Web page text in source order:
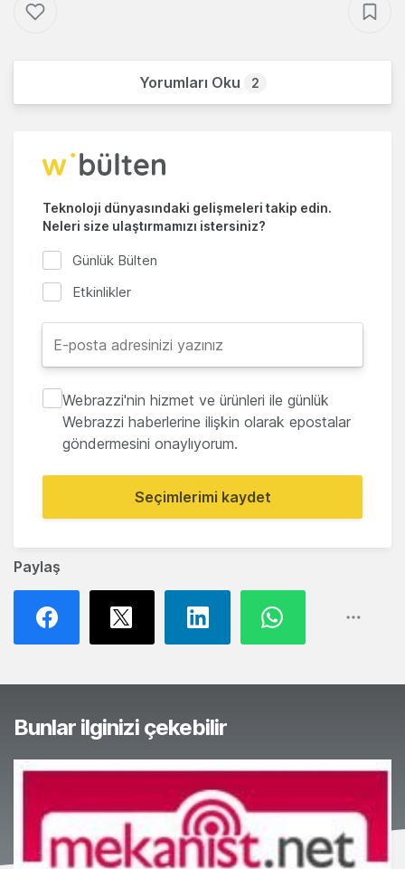
Paylaş
Yorumları Oku 2
Teknoloji dünyasındaki gelişmeleri takip edin.
Neleri size ulaştırmamızı istersiniz?
Günlük Bülten
Etkinlikler
Webrazzi'nin hizmet ve ürünleri ile günlük
Webrazzi haberlerine ilişkin olarak epostalar
göndermesini onaylıyorum.
Seçimlerimi kaydet
Bunlar ilginizi çekebilir